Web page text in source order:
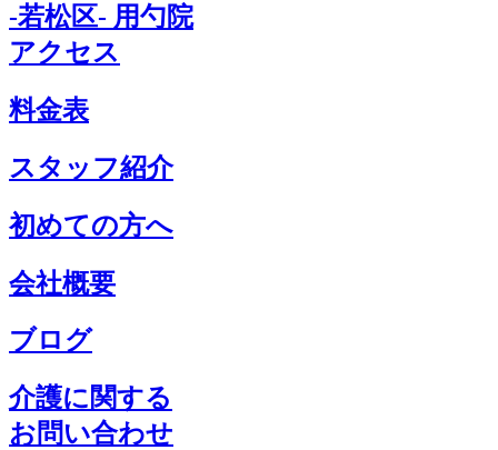
-若松区- 用勺院
アクセス
料金表
スタッフ紹介
初めての方へ
会社概要
ブログ
介護に関する
お問い合わせ